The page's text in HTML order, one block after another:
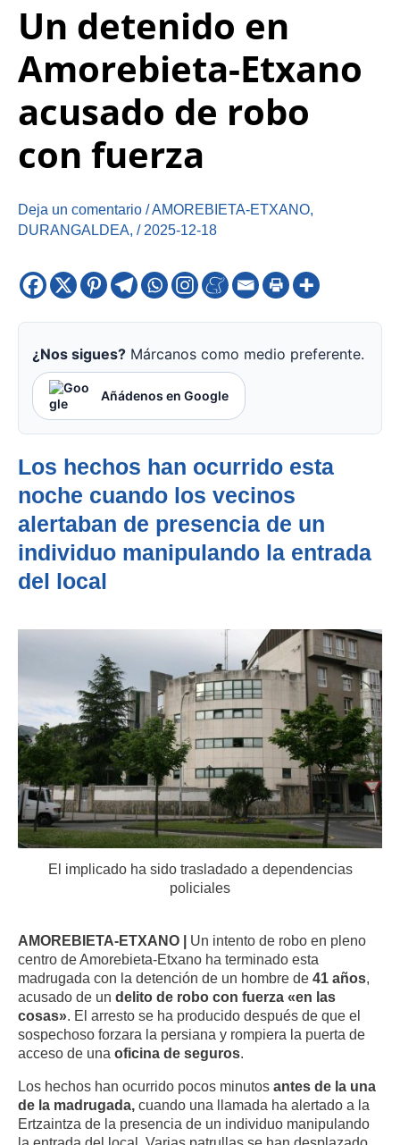
Un detenido en
Amorebieta-Etxano
acusado de robo
con fuerza
Deja un comentario /AMOREBIETA-ETXANO,
DURANGALDEA, / 2025-12-18
¿Nos sigues? Márcanos como medio preferente.
Añádenos en Google
Los hechos han ocurrido esta
noche cuando los vecinos
alertaban de presencia de un
individuo manipulando la entrada
del local
El implicado ha sido trasladado a dependencias
policiales
AMOREBIETA-ETXANO | Un intento de robo en pleno
centro de Amorebieta-Etxano ha terminado esta
madrugada con la detención de un hombre de 41 años,
acusado de un delito de robo con fuerza «en las
cosas». El arresto se ha producido después de que el
sospechoso forzara la persiana y rompiera la puerta de
acceso de una oficina de seguros.
Los hechos han ocurrido pocos minutos antes de la una
de la madrugada, cuando una llamada ha alertado a la
Ertzaintza de la presencia de un individuo manipulando